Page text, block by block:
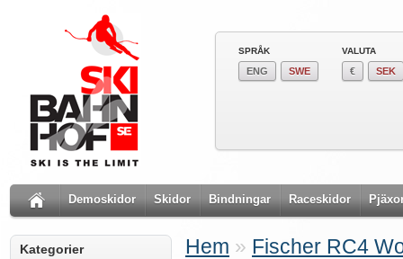
SPRÅK
ENG SWE
VALUTA
€ SEK
Demoskidor Skidor Bindningar Raceskidor
Kategorier Hem » Fischer RC4